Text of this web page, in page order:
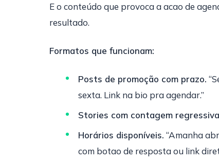
E o conteúdo que provoca a acao de
resultado.
Formatos que funcionam:
Posts de promoção com prazo.
sexta. Link na bio pra agendar.”
Stories com contagem
Horários disponíveis. “Amanha
com botao de resposta ou link